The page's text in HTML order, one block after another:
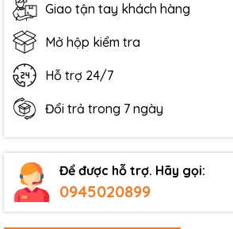
Giao tận tay khách hàng
Mở hộp kiểm tra
Hỗ trợ 24/7
Đổi trả trong 7 ngày
Để được hỗ trợ. Hãy gọi:
0945020899